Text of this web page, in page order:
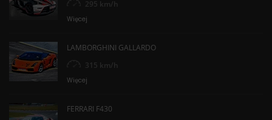
295 km/h
Więcej
LAMBORGHINI GALLARDO
315 km/h
Więcej
FERRARI F430